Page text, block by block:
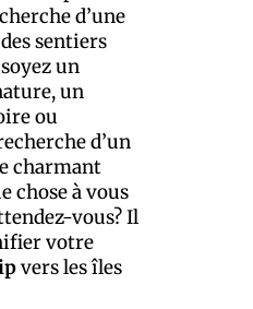
d’une
sentiers
un
un
ou
d’un
charmant
chose à vous
vous? Il
votre
vers les îles